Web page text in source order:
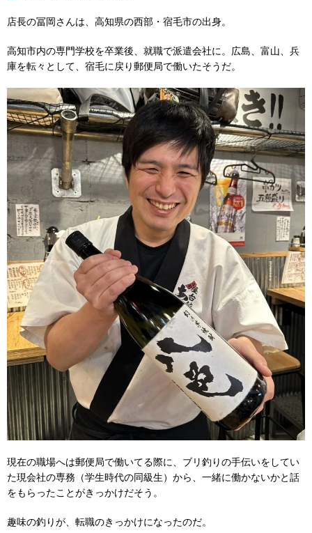
店長の冨岡さんは、高知県の西部・宿毛市の出身。
高知市内の専門学校を卒業後、就職で派遣会社に。広島、富山、兵
庫を転々として、宿毛に戻り郵便局で働いたそうだ。
現在の職場へは郵便局で働いてる際に、ブリ釣りの手伝いをしてい
た現会社の専務（学生時代の同級生）から、一緒に働かないかと話
をもらったことがきっかけだそう。
趣味の釣りが、転職のきっかけになったのだ。